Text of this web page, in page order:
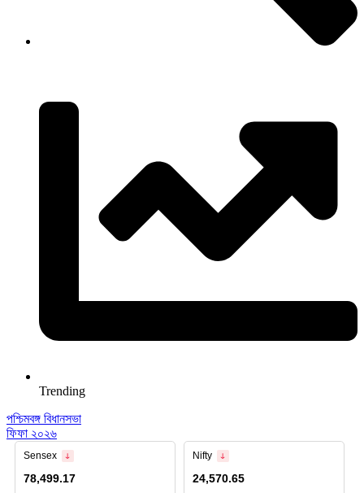
Trending
পশ্চিমবঙ্গ বিধানসভা
ফিফা ২০২৬